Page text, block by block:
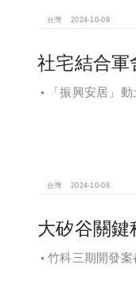
台灣 2024-10-09
社宅結合軍
「振興安居」
台灣 2024-10-08
大矽谷關
竹科三期開發